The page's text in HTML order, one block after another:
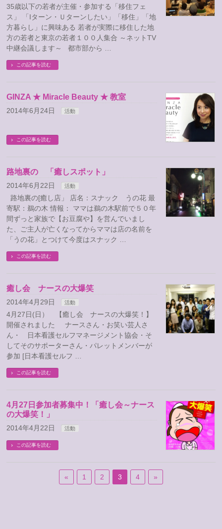
35歳以下の若者が主催・参加する「移住フェ
ス」 「Iターン・Ｕターンしたい」「移住」「地
方暮らし」に興味ある 若者が実際に移住した地
方の若者と東京の若者１００人集合 ～ネットTV
中継会議します～ 都市部から …
この記事を読む
GINZA ★ Miracle Beauty ★ 教室
2014年6月24日 活動
この記事を読む
路地裏の 「癒しスポット」
2014年6月22日 活動
路地裏の[癒し店」 店名：スナック うの花 最
寄駅：鵜の木 情報： ママは鵜の木駅前で５０年
間ずっと家族で【お豆腐や】を営んでいまし
た、ご主人が亡くなってからママは店の名前を
「うの花」とつけて今度はスナック …
この記事を読む
癒し会 ナースの大爆笑
2014年4月29日 活動
4月27日(日） 【癒し会 ナースの大爆笑！】
開催されました ナースさん・お笑い芸人さ
ん・ 日本看護セルフマネージメント協会・そ
してそのサポーターさん・パレットメンバーが
参加 [日本看護セルフ …
この記事を読む
4月27日参加者募集中！「癒し会～ナース
の大爆笑！」
2014年4月22日 活動
この記事を読む
« 1 2 3 4 »